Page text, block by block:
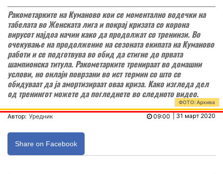
Ракометарките на Куманово кои се моментално водечки на
табелата во Женската лига и покрај кризата со корона
вирусот најдоа начин како да продолжат со тренинзи. Во
очекување на продолжение на сезоната екипата на Куманово
работи и се подготвува во обид да стигне до првата
шампионска титула. Ракометарките тренираат во домашни
услови, но онлајн поврзани во ист термин со што се
обидуваат да ја амортизираат оваа криза. Како изгледа дел
од тренингот можете да погледнете во следното видео.
Автор: Уредник 31 март 2020
09:00
ФОТО: Архива
Share on Facebook